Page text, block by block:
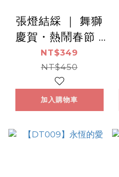
張燈結綵 ｜ 舞獅
慶賀・熱鬧春節 -
ArtLife開運數字
油畫【DT032】
NT$349
NT$450
加入購物車